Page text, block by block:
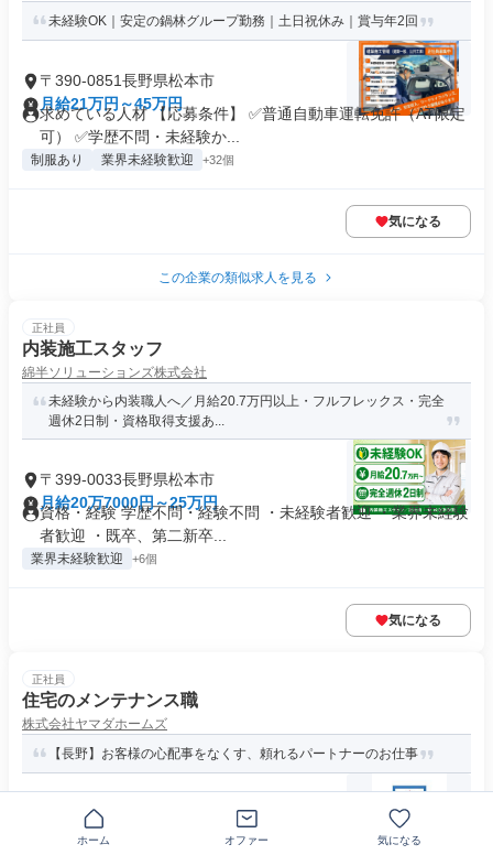
未経験OK｜安定の鍋林グループ勤務｜土日祝休み｜賞与年2回
〒390-0851長野県松本市
月給21万円～45万円
求めている人材 【応募条件】 ✅普通自動車運転免許（AT限定
可） ✅学歴不問・未経験か...
制服あり 業界未経験歓迎 +32個
気になる
この企業の類似求人を見る
正社員
内装施工スタッフ
綿半ソリューションズ株式会社
未経験から内装職人へ／月給20.7万円以上・フルフレックス・完全
週休2日制・資格取得支援あ...
〒399-0033長野県松本市
月給20万7000円～25万円
資格・経験 学歴不問・経験不問 ・未経験者歓迎 ・業界未経験
者歓迎 ・既卒、第二新卒...
業界未経験歓迎 +6個
気になる
正社員
住宅のメンテナンス職
株式会社ヤマダホームズ
【長野】お客様の心配事をなくす、頼れるパートナーのお仕事
〒390-0834長野県松本市高宮中
月給24万1640円～35万5540円
求めている人材 【必須事項】 住宅の施工管理、リフォーム、
ホーム オファー 気になる